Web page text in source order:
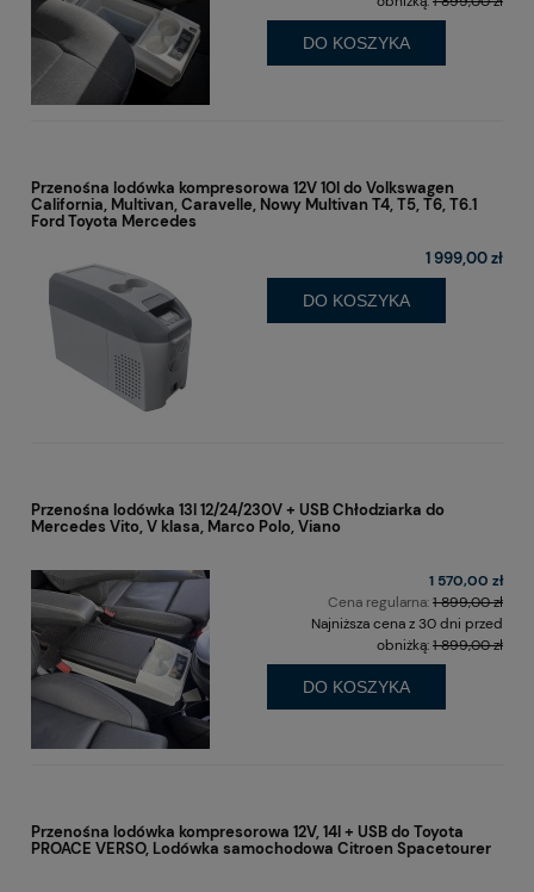
DO KOSZYKA
Przenośna lodówka kompresorowa 12V 10l do Volkswagen
California, Multivan, Caravelle, Nowy Multivan T4, T5, T6, T6.1
Ford Toyota Mercedes
1 999,00 zł
DO KOSZYKA
Przenośna lodówka 13l 12/24/230V + USB Chłodziarka do
Mercedes Vito, V klasa, Marco Polo, Viano
1 570,00 zł
Cena regularna:1 899,00 zł
Najniższa cena z 30 dni przed
obniżką:1 899,00 zł
DO KOSZYKA
Przenośna lodówka kompresorowa 12V, 14l + USB do Toyota
PROACE VERSO, Lodówka samochodowa Citroen Spacetourer